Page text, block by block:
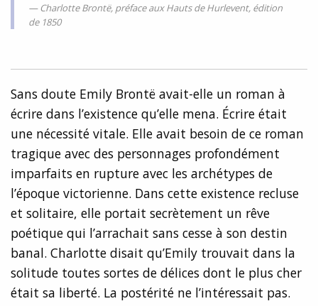
Charlotte Brontë, préface aux Hauts de Hurlevent, édition
de 1850
Sans doute Emily Brontë avait-elle un roman à
écrire dans l’existence qu’elle mena. Écrire était
une nécessité vitale. Elle avait besoin de ce roman
tragique avec des personnages profondément
imparfaits en rupture avec les archétypes de
l’époque victorienne. Dans cette existence recluse
et solitaire, elle portait secrètement un rêve
poétique qui l’arrachait sans cesse à son destin
banal. Charlotte disait qu’Emily trouvait dans la
solitude toutes sortes de délices dont le plus cher
était sa liberté. La postérité ne l’intéressait pas.